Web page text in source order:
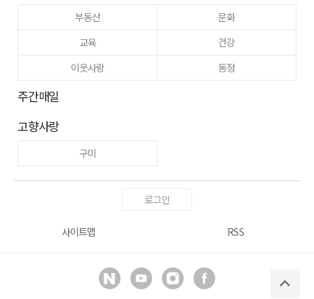
부동산
문화
교육
건강
이웃사랑
동정
주간매일
고향사랑
구미
로그인
사이트맵 RSS